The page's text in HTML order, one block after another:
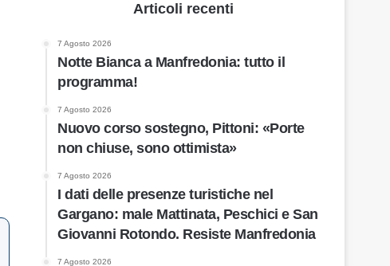
Articoli recenti
7 Agosto 2026
Notte Bianca a Manfredonia: tutto il
programma!
7 Agosto 2026
Nuovo corso sostegno, Pittoni: «Porte
non chiuse, sono ottimista»
7 Agosto 2026
I dati delle presenze turistiche nel
Gargano: male Mattinata, Peschici e San
Giovanni Rotondo. Resiste Manfredonia
7 Agosto 2026